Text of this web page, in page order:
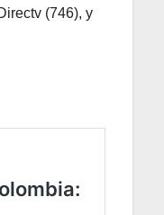
(746), y